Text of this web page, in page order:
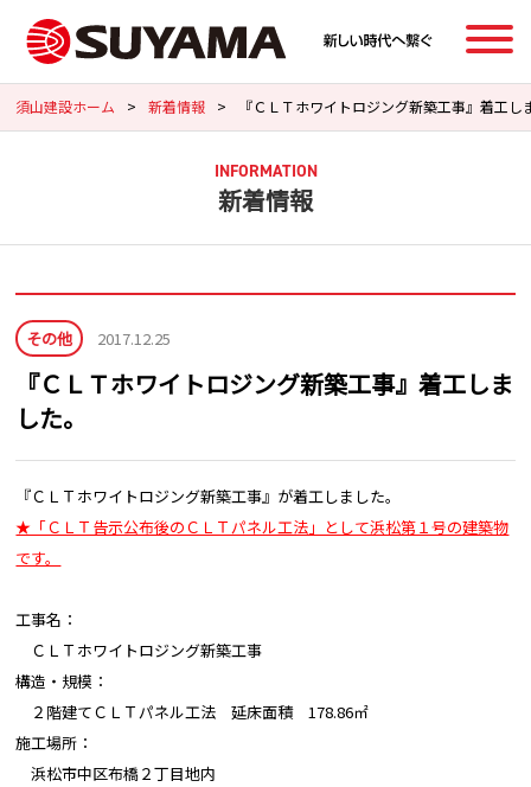
須山建設ホーム > 新着情報 > 『ＣＬＴホワイトロジング新築工事』着工し
新着情報
INFORMATION
その他 2017.12.25
『ＣＬＴホワイトロジング新築工事』着工しま
した。
『ＣＬＴホワイトロジング新築工事』が着工しました。
★「ＣＬＴ告示公布後のＣＬＴパネル工法」として浜松第１号の建築物
です。
工事名：
ＣＬＴホワイトロジング新築工事
構造・規模：
２階建てＣＬＴパネル工法 延床面積 178.86㎡
施工場所：
浜松市中区布橋２丁目地内